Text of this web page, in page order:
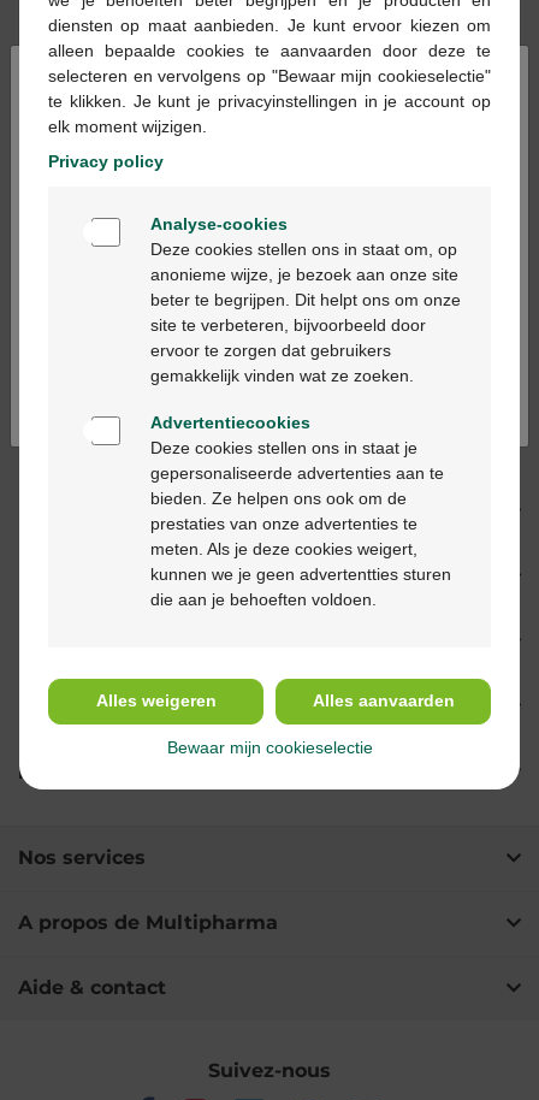
En stock en ligne
- + Ajouter au panier
le jour ouvrable suivant
gratuitedans votre pharmacie Multipharma
Livraison à domicile
gratuite
à partir de 55 €
par chat ou formulaire de contact
Description du produit
Ingrédients
Nos services
A propos de Multipharma
Aide & contact
Suivez-nous
×
Bienvenue
Ga verder in het nederlands
Continuez en français
diensten op maat aanbieden. Je kunt ervoor kiezen om
alleen bepaalde cookies te aanvaarden door deze te
selecteren en vervolgens op "Bewaar mijn cookieselectie"
te klikken. Je kunt je privacyinstellingen in je account op
elk moment wijzigen.
Privacy policy
Analyse-cookies
Deze cookies stellen ons in staat om, op
anonieme wijze, je bezoek aan onze site
beter te begrijpen. Dit helpt ons om onze
site te verbeteren, bijvoorbeeld door
ervoor te zorgen dat gebruikers
gemakkelijk vinden wat ze zoeken.
Advertentiecookies
Deze cookies stellen ons in staat je
gepersonaliseerde advertenties aan te
bieden. Ze helpen ons ook om de
prestaties van onze advertenties te
meten. Als je deze cookies weigert,
kunnen we je geen advertentties sturen
die aan je behoeften voldoen.
Alles weigeren Alles aanvaarden
Bewaar mijn cookieselectie